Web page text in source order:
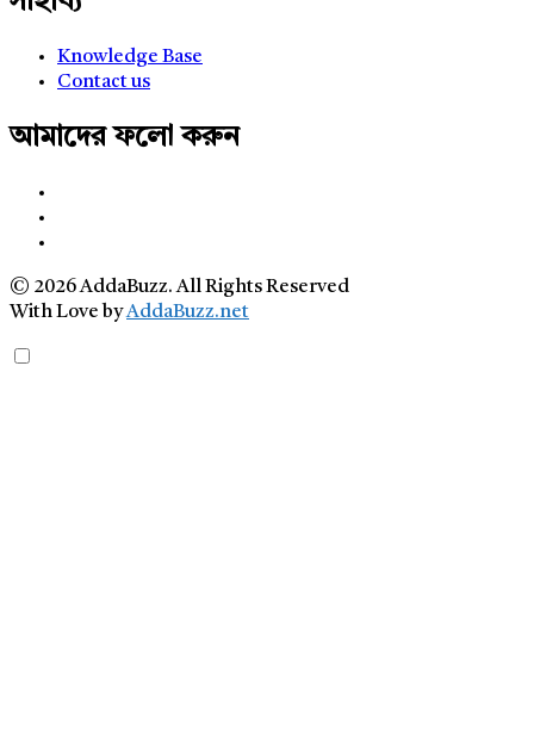
Knowledge Base
Contact us
আমাদের ফলো করুন
© 2026 AddaBuzz. All Rights Reserved
With Love byAddaBuzz.net